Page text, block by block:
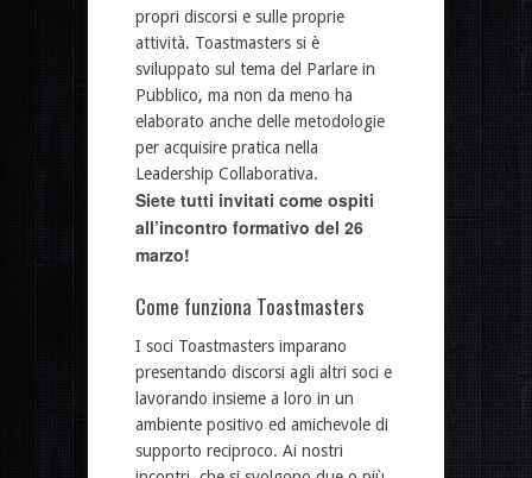
propri discorsi e sulle proprie
attività. Toastmasters si è
sviluppato sul tema del Parlare in
Pubblico, ma non da meno ha
elaborato anche delle metodologie
per acquisire pratica nella
Leadership Collaborativa.
Siete tutti invitati come ospiti
all’incontro formativo del 26
marzo!
Come funziona Toastmasters
I soci Toastmasters imparano
presentando discorsi agli altri soci e
lavorando insieme a loro in un
ambiente positivo ed amichevole di
supporto reciproco. Ai nostri